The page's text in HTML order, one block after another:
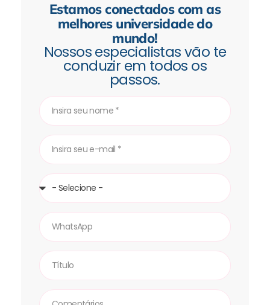
Estamos conectados com as
melhores universidade do
mundo!
Nossos especialistas vão te
conduzir em todos os
passos.